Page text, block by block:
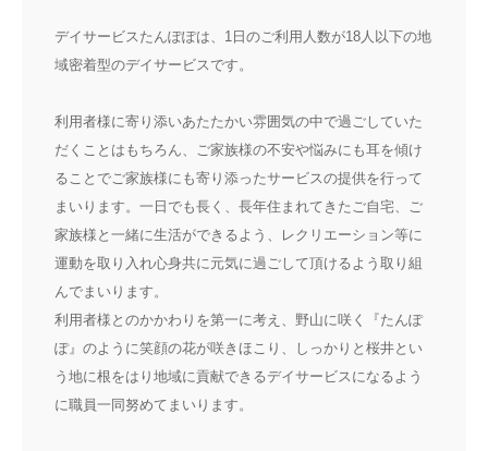
デイサービスたんぽぽは、1日のご利用人数が18人以下の地
域密着型のデイサービスです。
利用者様に寄り添いあたたかい雰囲気の中で過ごしていた
だくことはもちろん、ご家族様の不安や悩みにも耳を傾け
ることでご家族様にも寄り添ったサービスの提供を行って
まいります。一日でも長く、長年住まれてきたご自宅、ご
家族様と一緒に生活ができるよう、レクリエーション等に
運動を取り入れ心身共に元気に過ごして頂けるよう取り組
んでまいります。
利用者様とのかかわりを第一に考え、野山に咲く『たんぽ
ぽ』のように笑顔の花が咲きほこり、しっかりと桜井とい
う地に根をはり地域に貢献できるデイサービスになるよう
に職員一同努めてまいります。